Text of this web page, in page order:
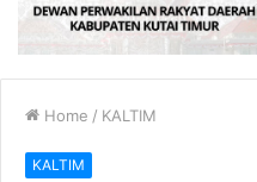
Home / KALTIM
KALTIM